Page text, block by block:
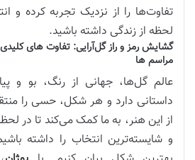
تفاوت‌ها را از نزدیک تجربه کرده و
لحظه از زندگی داشته باشید.
گشایش رمز و راز گل‌آرایی: تفاوت های
مراسم ها
عالم گل‌ها، جهانی از رنگ، بو و
داستانی دارد و هر شکل، حسی را
از این هنر، به ما کمک می‌کند تا در
و شایسته‌ترین انتخاب را داشته